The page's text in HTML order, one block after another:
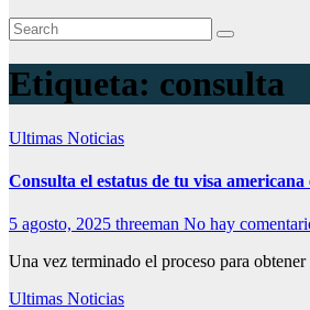
Etiqueta: consulta
Ultimas Noticias
Consulta el estatus de tu visa
5 agosto, 2025 threeman No hay
Una vez terminado el proceso para
Ultimas Noticias